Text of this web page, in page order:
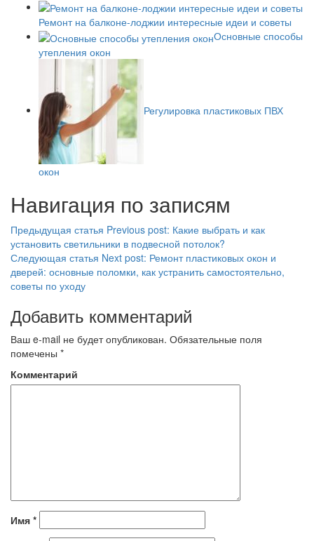
Ремонт на балконе-лоджии интересные идеи и советы
Основные способы
утепления окон
Регулировка пластиковых ПВХ
окон
Навигация по записям
Предыдущая статья Previous post: Какие выбрать и как
установить светильники в подвесной потолок?
Следующая статья Next post: Ремонт пластиковых окон и
дверей: основные поломки, как устранить самостоятельно,
советы по уходу
Добавить комментарий
Ваш e-mail не будет опубликован. Обязательные поля
помечены *
Комментарий
Имя *